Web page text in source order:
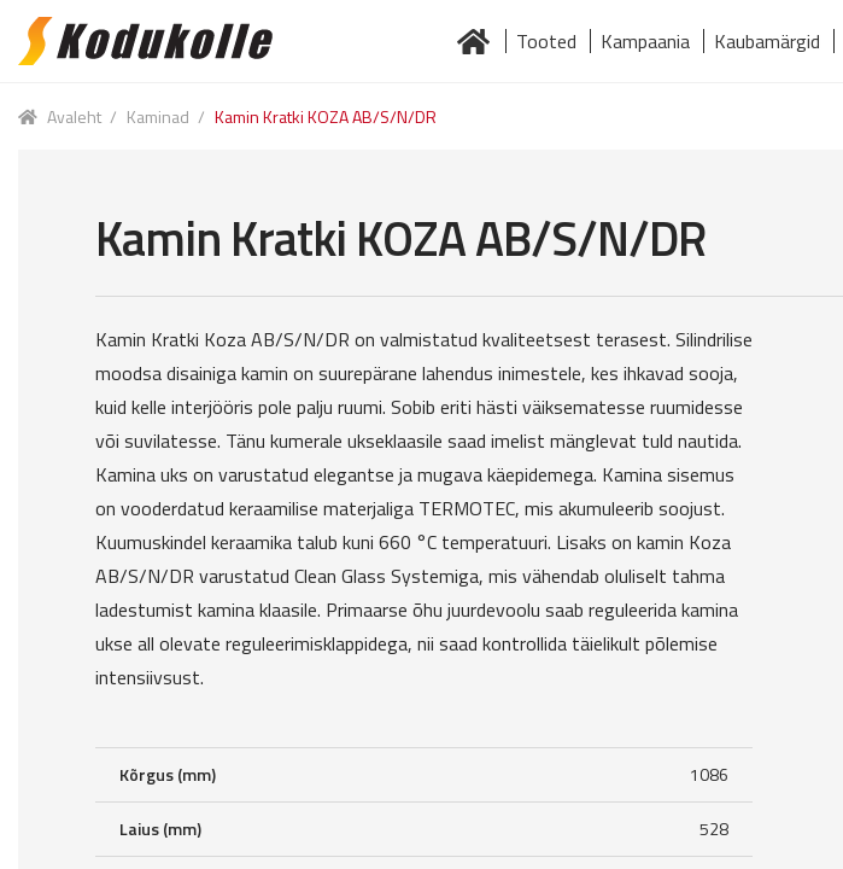
Skip
navigation
Skip
content
Tooted Kampaania Kaubamärgid
Avaleht / Kaminad / Kamin Kratki KOZA AB/S/N/DR
Kamin Kratki KOZA AB/S/N/DR
Kamin Kratki Koza AB/S/N/DR on valmistatud kvaliteetsest terasest. Silindrilise
moodsa disainiga kamin on suurepärane lahendus inimestele, kes ihkavad sooja,
kuid kelle interjööris pole palju ruumi. Sobib eriti hästi väiksematesse ruumidesse
või suvilatesse. Tänu kumerale ukseklaasile saad imelist mänglevat tuld nautida.
Kamina uks on varustatud elegantse ja mugava käepidemega. Kamina sisemus
on vooderdatud keraamilise materjaliga TERMOTEC, mis akumuleerib soojust.
Kuumuskindel keraamika talub kuni 660 °C temperatuuri. Lisaks on kamin Koza
AB/S/N/DR varustatud Clean Glass Systemiga, mis vähendab oluliselt tahma
ladestumist kamina klaasile. Primaarse õhu juurdevoolu saab reguleerida kamina
ukse all olevate reguleerimisklappidega, nii saad kontrollida täielikult põlemise
intensiivsust.
Kõrgus (mm) 1086
Laius (mm) 528